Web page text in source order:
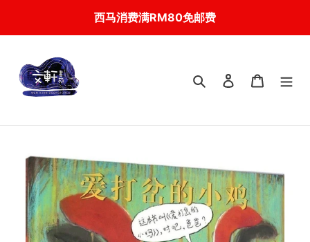
content
西马消费满RM80免邮费
搜索 登入 我的购物